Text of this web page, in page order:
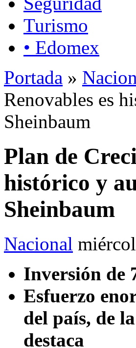
Turismo
• Edomex
Portada »
Renovables es
Sheinbaum
Plan de
histórico y
Sheinbaum
Nacional
Inversión de
Esfuerzo
del país, de
destaca